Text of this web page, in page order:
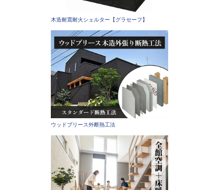
木造耐震耐火シェルター【グラセーフ】
ウッドブリース外断熱工法